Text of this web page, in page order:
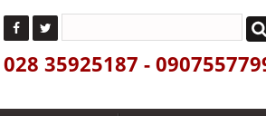
028 35925187 -